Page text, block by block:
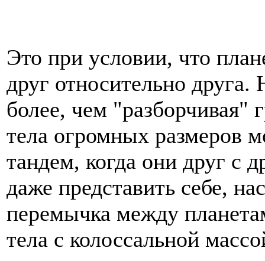
Это при условии, что
друг относительно
более, чем "разборчивая"
тела огромных размеров
тандем, когда они друг с
даже представить себе,
перемычка между
тела с колоссальной